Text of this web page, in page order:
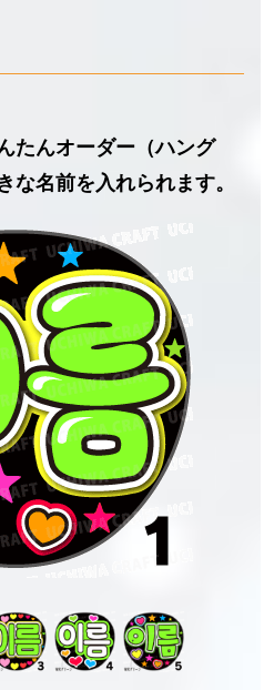
んオーダー（ハング
な名前を入れられます。